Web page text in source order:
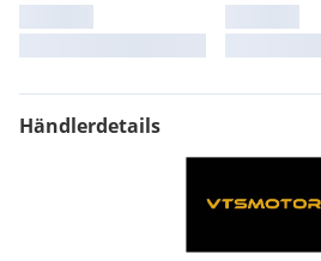
Händlerdetails